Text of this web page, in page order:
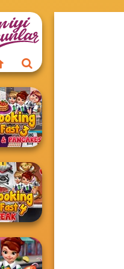
Fast 3:
Panca...
Fast 4